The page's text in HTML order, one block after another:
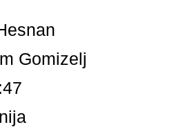
Gomizelj